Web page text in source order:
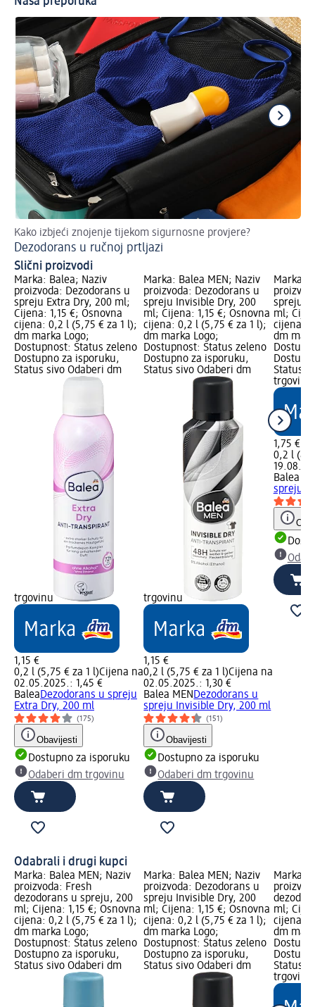
Kako izbjeći znojenje tijekom sigurnosne provjere?
Dezodorans u ručnoj prtljazi
Slični proizvodi
Marka: Balea; Naziv
proizvoda: Dezodorans u
spreju Extra Dry, 200 ml;
Cijena: 1,15 €; Osnovna
cijena: 0,2 l (5,75 € za 1 l);
dm marka Logo;
Dostupnost: Status zeleno
Dostupno za isporuku,
Status sivo Odaberi dm
trgovinu
1,15 €
0,2 l (5,75 € za 1 l)Cijena na
02.05.2025.: 1,45 €
BaleaDezodorans u spreju
Extra Dry, 200 ml
(175)
Obavijesti
Dostupno za isporuku
Odaberi dm trgovinu
Marka: Balea MEN; Naziv
proizvoda: Dezodorans u
spreju Invisible Dry, 200
ml; Cijena: 1,15 €; Osnovna
cijena: 0,2 l (5,75 € za 1 l);
dm marka Logo;
Dostupnost: Status zeleno
Dostupno za isporuku,
Status sivo Odaberi dm
trgovinu
1,15 €
0,2 l (5,75 € za 1 l)Cijena na
02.05.2025.: 1,30 €
Balea MEN Dezodorans u
spreju Invisible Dry, 200 ml
(151)
Obavijesti
Dostupno za isporuku
Odaberi dm trgovinu
Marka:
spreju
ml;
cijena:
dm
Status
trgovinu
1,75 €
0,2 l
Balea
spreju
Odabrali i drugi kupci
Marka: Balea MEN; Naziv
proizvoda: Fresh
dezodorans u spreju, 200
ml; Cijena: 1,15 €; Osnovna
cijena: 0,2 l (5,75 € za 1 l);
dm marka Logo;
Dostupnost: Status zeleno
Dostupno za isporuku,
Status sivo Odaberi dm
Marka: Balea MEN; Naziv
proizvoda: Dezodorans u
spreju Invisible Dry, 200
ml; Cijena: 1,15 €; Osnovna
cijena: 0,2 l (5,75 € za 1 l);
dm marka Logo;
Dostupnost: Status zeleno
Dostupno za isporuku,
Status sivo Odaberi dm
Marka:
ml;
cijena:
dm
Status
trgovinu